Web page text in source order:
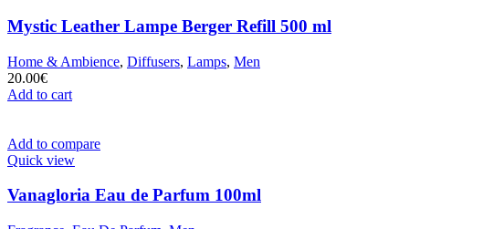
Mystic Leather Lampe Berger Refill 500 ml
Home & Ambience, Diffusers, Lamps, Men
20.00€
Add to cart
Add to compare
Quick view
Vanagloria Eau de Parfum 100ml